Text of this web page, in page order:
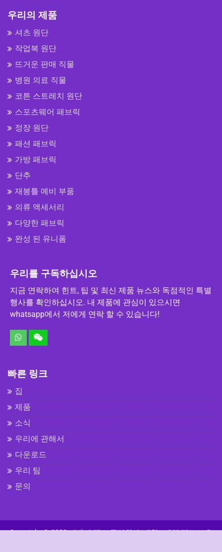
우리의 제품
셔츠 원단
작업복 원단
뜨거운 판매 직물
병원 의료 직물
코튼 스트레치 원단
스포츠웨어 패브릭
정장 원단
패션 패브릭
가방 패브릭
단추
재봉틀 예비 부품
의류 액세서리
다양한 패브릭
완성 된 유니폼
우리를 구독하십시오
지금 연락하여 힌트, 팁 및 최신 제품 뉴스와 독점적인 특별
행사를 확인하십시오. 내 제품에 관심이 있으시면
whatsapp에서 저에게 연락 할 수 있습니다!
빠른 링크
집
제품
소식
우리에 관해서
다운로드
우리 팀
문의
Copyright © 2023 라벤더 텍스 주식회사, 제한• 개인 정보 보호